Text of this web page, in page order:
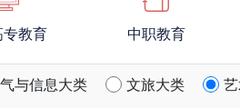
教育 中职教育
与信息大类 文旅大类